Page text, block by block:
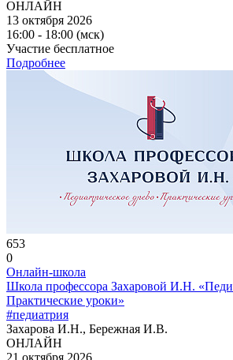
ОНЛАЙН
13 октября 2026
16:00 - 18:00 (мск)
Участие бесплатное
Подробнее
653
0
Онлайн-школа
Школа профессора Захаровой И.Н.
Практические уроки»
#педиатрия
Захарова И.Н., Бережная И.В.
ОНЛАЙН